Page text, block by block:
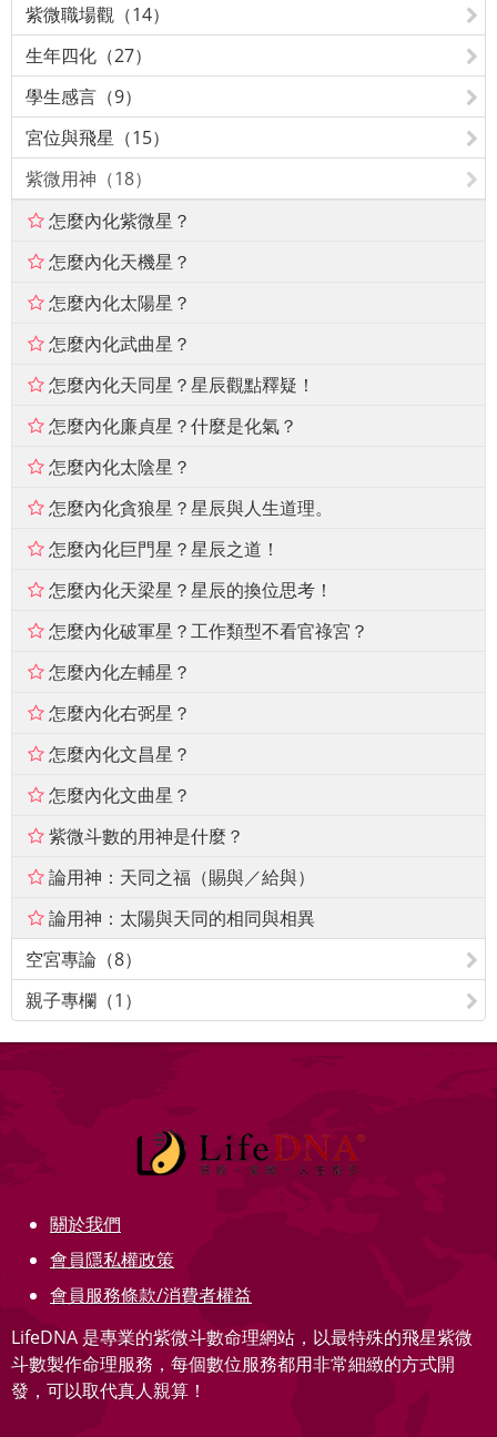
紫微職場觀（14）
生年四化（27）
學生感言（9）
宮位與飛星（15）
紫微用神（18）
怎麼內化紫微星？
怎麼內化天機星？
怎麼內化太陽星？
怎麼內化武曲星？
怎麼內化天同星？星辰觀點釋疑！
怎麼內化廉貞星？什麼是化氣？
怎麼內化太陰星？
怎麼內化貪狼星？星辰與人生道理。
怎麼內化巨門星？星辰之道！
怎麼內化天梁星？星辰的換位思考！
怎麼內化破軍星？工作類型不看官祿宮？
怎麼內化左輔星？
怎麼內化右弼星？
怎麼內化文昌星？
怎麼內化文曲星？
紫微斗數的用神是什麼？
論用神：天同之福（賜與／給與）
論用神：太陽與天同的相同與相異
空宮專論（8）
親子專欄（1）
關於我們
會員隱私權政策
會員服務條款/消費者權益
LifeDNA 是專業的紫微斗數命理網站，以最特殊的飛星紫微
斗數製作命理服務，每個數位服務都用非常細緻的方式開
發，可以取代真人親算！